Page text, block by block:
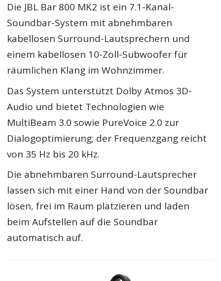
Die JBL Bar 800 MK2 ist ein 7.1-Kanal-
Soundbar-System mit abnehmbaren
kabellosen Surround-Lautsprechern und
einem kabellosen 10-Zoll-Subwoofer für
räumlichen Klang im Wohnzimmer.
Das System unterstützt Dolby Atmos 3D-
Audio und bietet Technologien wie
MultiBeam 3.0 sowie PureVoice 2.0 zur
Dialogoptimierung; der Frequenzgang reicht
von 35 Hz bis 20 kHz.
Die abnehmbaren Surround-Lautsprecher
lassen sich mit einer Hand von der Soundbar
lösen, frei im Raum platzieren und laden
beim Aufstellen auf die Soundbar
automatisch auf.